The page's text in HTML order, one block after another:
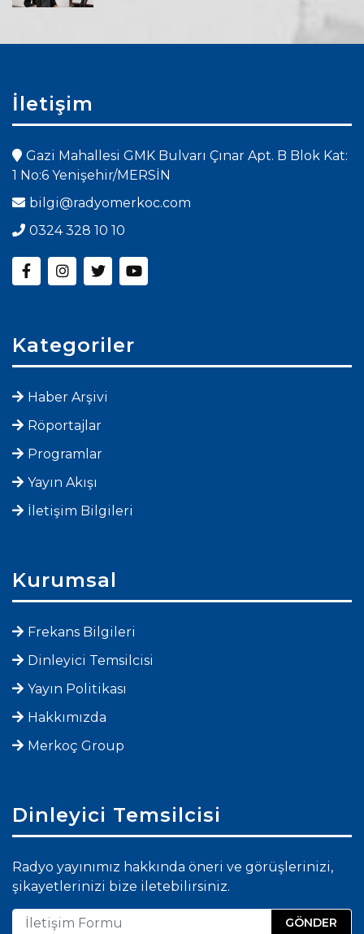
İletişim
Gazi Mahallesi GMK Bulvarı Çınar Apt. B Blok Kat:
1 No:6 Yenişehir/MERSİN
bilgi@radyomerkoc.com
0324 328 10 10
Kategoriler
Haber Arşivi
Röportajlar
Programlar
Yayın Akışı
İletişim Bilgileri
Kurumsal
Frekans Bilgileri
Dinleyici Temsilcisi
Yayın Politikası
Hakkımızda
Merkoç Group
Dinleyici Temsilcisi
Radyo yayınımız hakkında öneri ve görüşlerinizi,
şikayetlerinizi bize iletebilirsiniz.
GÖNDER